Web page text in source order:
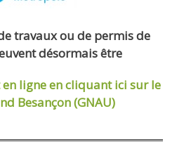
travaux ou de permis de
désormais être
ligneen cliquant ici sur le
Besançon (GNAU)